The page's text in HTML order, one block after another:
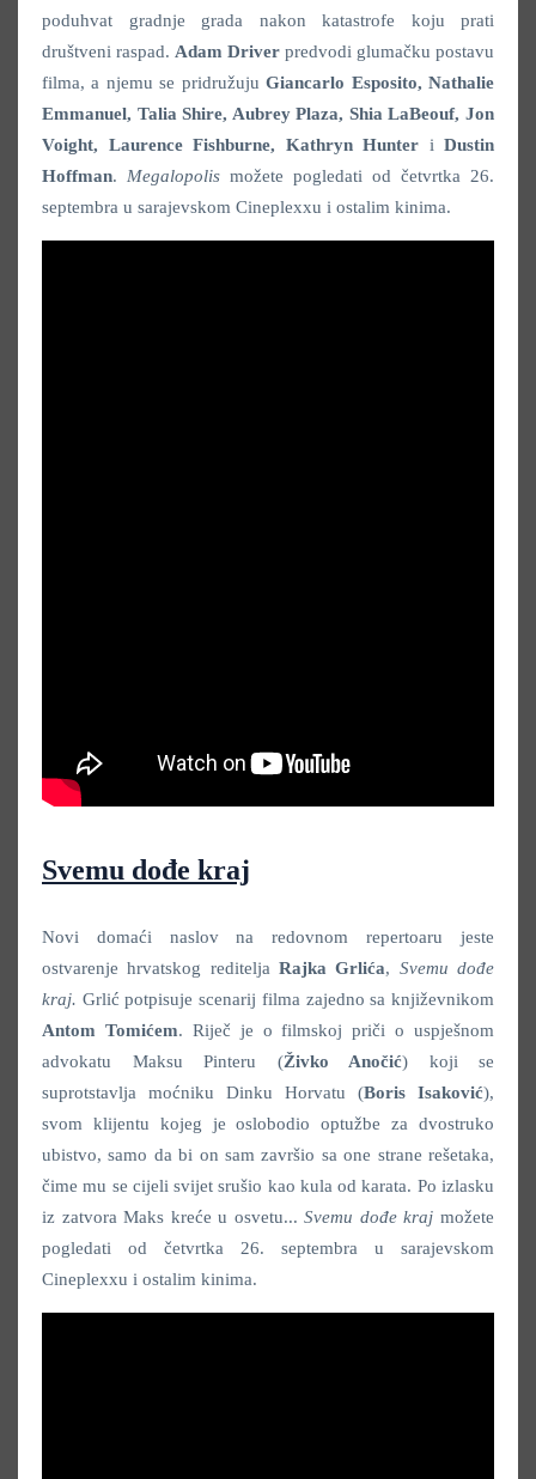
poduhvat gradnje grada nakon katastrofe koju prati
društveni raspad. Adam Driver predvodi glumačku postavu
filma, a njemu se pridružujuGiancarlo Esposito, Nathalie
Emmanuel, Talia Shire, Aubrey Plaza, Shia LaBeouf, Jon
Voight, Laurence Fishburne, Kathryn Hunter i Dustin
Hoffman. Megalopolis možete pogledati od četvrtka 26.
septembra u sarajevskom Cineplexxu i ostalim kinima.
Svemu dođe kraj
Novi domaći naslov na redovnom repertoaru jeste
ostvarenje hrvatskog reditelja Rajka Grlića, Svemu dođe
kraj. Grlić potpisuje scenarij filma zajedno sa književnikom
Antom Tomićem. Riječ je o filmskoj priči o uspješnom
advokatu Maksu Pinteru (Živko Anočić) koji se
suprotstavlja moćniku Dinku Horvatu (Boris Isaković),
svom klijentu kojeg je oslobodio optužbe za dvostruko
ubistvo, samo da bi on sam završio sa one strane rešetaka,
čime mu se cijeli svijet srušio kao kula od karata. Po izlasku
iz zatvora Maks kreće u osvetu...Svemu dođe krajmožete
pogledati od četvrtka 26. septembra u sarajevskom
Cineplexxu i ostalim kinima.